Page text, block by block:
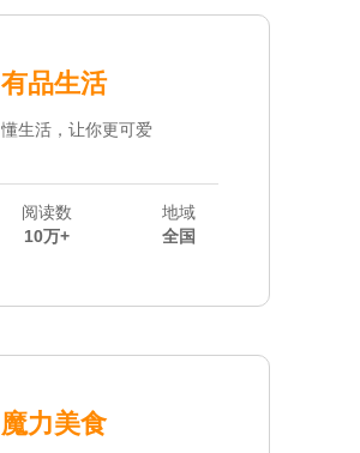
有品生活
懂生活，让你更可爱
阅读数
10万+
地域
全国
魔力美食